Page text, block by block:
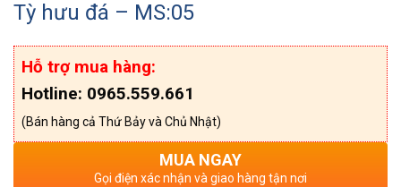
Tỳ hưu đá – MS:05
Hỗ trợ mua hàng:
Hotline: 0965.559.661
(Bán hàng cả Thứ Bảy và Chủ Nhật)
MUA NGAY
Gọi điện xác nhận và giao hàng tận nơi